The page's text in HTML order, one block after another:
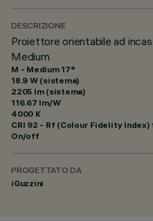
DESCRIZIONE
Proiettore orientabile ad
Medium
M - Medium 17°
18.9 W (sistema)
2205 lm (sistema)
116.67 lm/W
4000 K
CRI 92 - Rf (Colour Fidelity Index)
On/off
PROGETTATO DA
iGuzzini